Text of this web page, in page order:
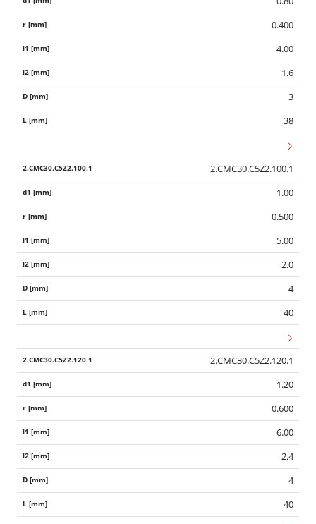
0.400
4.00
1.6
3
38
2.CMC30.C5Z2.100.1
1.00
0.500
5.00
2.0
4
40
2.CMC30.C5Z2.120.1
1.20
0.600
6.00
2.4
4
40